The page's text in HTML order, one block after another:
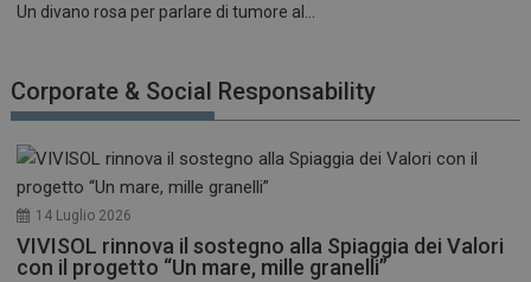
Un divano rosa per parlare di tumore al...
Corporate & Social Responsability
14 Luglio 2026
VIVISOL rinnova il sostegno alla Spiaggia dei Valori
con il progetto “Un mare, mille granelli”
sito web abilitandone funzionalità di base quali la
NOME
FORNITORE / DOMINIO
.dailyhealthindustry.it
mese